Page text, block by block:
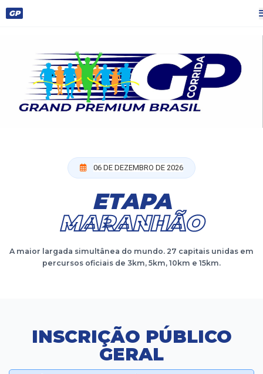
GP
06 DE DEZEMBRO DE 2026
ETAPA
MARANHÃO
A maior largada simultânea do mundo. 27 capitais unidas em
percursos oficiais de 3km, 5km, 10km e 15km.
INSCRIÇÃO PÚBLICO
GERAL